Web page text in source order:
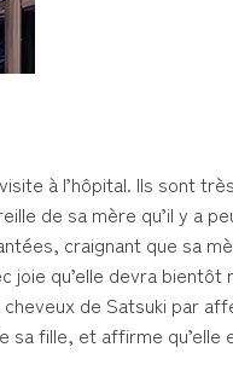
à l’hôpital. Ils sont
de sa mère qu’il y a
craignant que sa
joie qu’elle devra bientôt
de Satsuki par
sa fille, et affirme qu’elle